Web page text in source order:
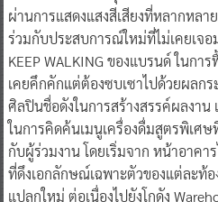
จอห์นนี่ วอล์กเกอร์ (Johnnie
The Street ที่มาปลุกเสน่ห์และดึงเ
ผ่านการแสดงแสงสีเสียงที่หลากหล
ร่วมกับประสบการณ์ใหม่ที่ไม่เคยเจ
KEEP WALKING ของแบรนด์ ในก
เคยคึกคักแต่ต้องซบเซาไปด้วยผลกร
ศิลปินชื่อดังในการสร้างสรรค์ผลงา
ในการคิดค้นเมนูเครื่องดื่มสูตรพิเศ
กับผู้ร่วมงาน โดยเริ่มจาก หน้าอาค